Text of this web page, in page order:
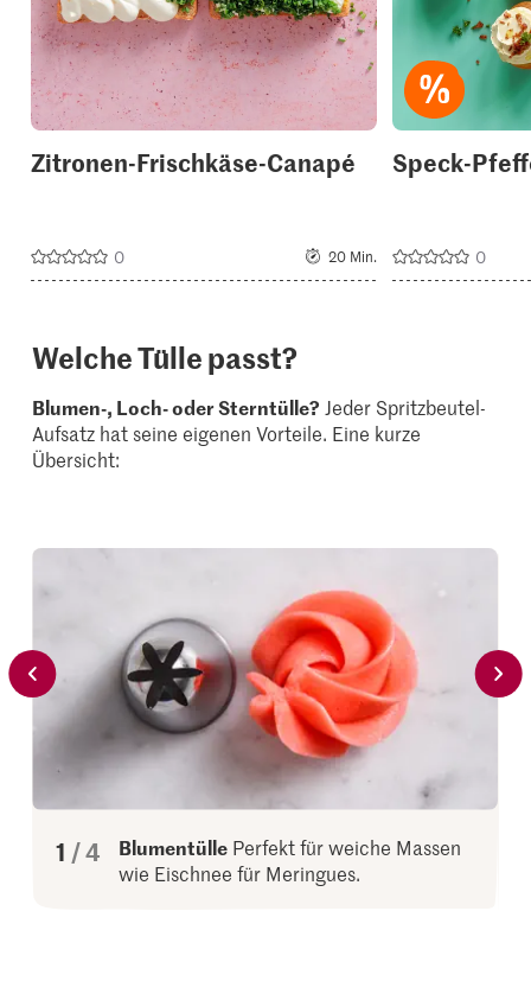
Zitronen-Frischkäse-Canapé
0 20 Min.
Speck-
0
Welche Tülle passt?
Blumen-, Loch- oder Sterntülle? Jeder Spritzbeutel-
Aufsatz hat seine eigenen Vorteile. Eine kurze
Übersicht:
1 von
4 Blumentülle Perfekt für weiche Massen
wie Eischnee für Meringues.